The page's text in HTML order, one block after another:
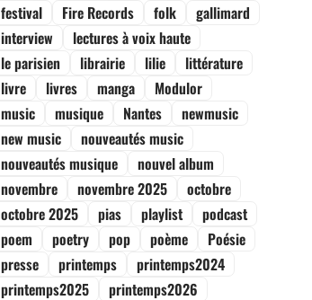
festival
Fire Records folk
gallimard
interview
lectures à voix haute
le parisien
librairie lilie
littérature
livre
livres manga
Modulor
music
musique Nantes
newmusic
new music
nouveautés music
nouveautés musique
nouvel album
novembre
novembre 2025
octobre
octobre 2025
pias playlist
podcast
poem
poetry pop poème
Poésie
presse
printemps
printemps2024
printemps2025
printemps2026